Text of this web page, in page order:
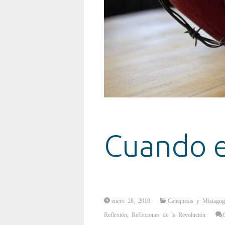
Cuando
enero 28, 2019 Catequesis y
Reflexión Reflexiones de la Revolución